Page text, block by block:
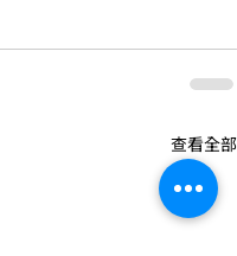
查看全部